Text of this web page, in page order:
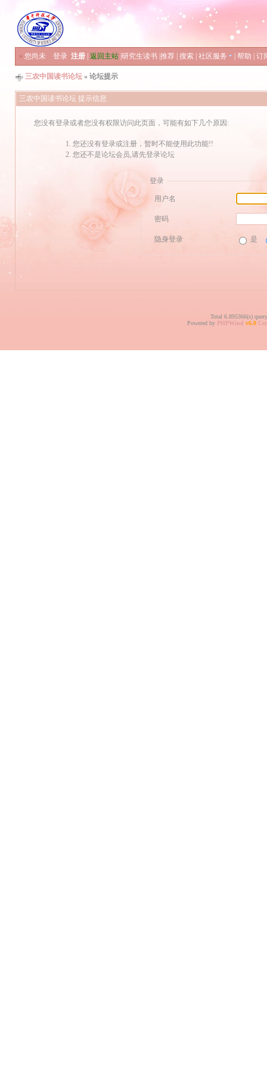
» 您尚未 登录 注册 返回主站 研究生读书 推荐 搜索 社区服务 帮助 订
三农中国读书论坛 » 论坛提示
三农中国读书论坛 提示信息
您没有登录或者您没有权限访问此页面，可能有如下几个原因:
您还没有登录或注册，暂时不能使用此功能!!
您还不是论坛会员,请先登录论坛
登录
用户名
密码
隐身登录 是
Total 6.895366(s)
Powered by PHPWind v6.0